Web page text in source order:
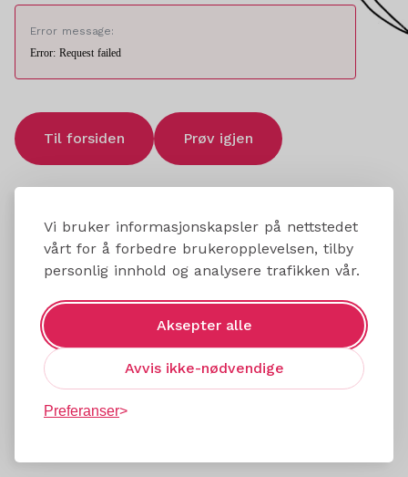
Vi bruker informasjonskapsler på nettstedet
vårt for å forbedre brukeropplevelsen, tilby
personlig innhold og analysere trafikken vår.
Aksepter alle
Avvis ikke-nødvendige
Preferanser
Error message:
Error: Request failed
Til forsiden Prøv igjen